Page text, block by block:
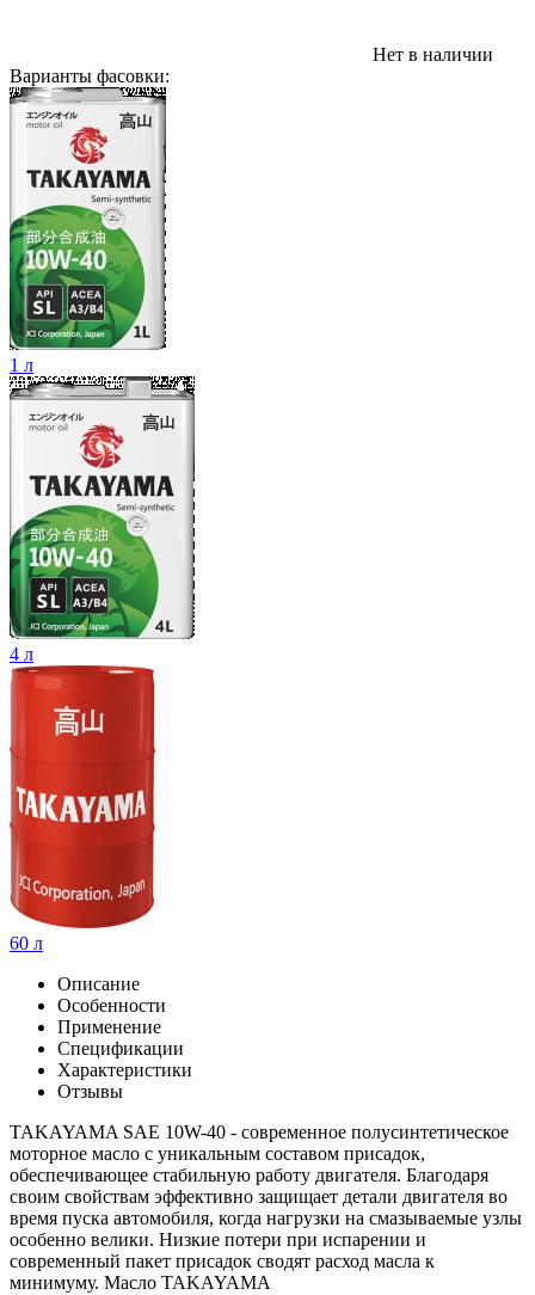
Нет в наличии
Варианты фасовки:
1 л
4 л
60 л
Описание
Особенности
Применение
Спецификации
Характеристики
Отзывы
TAKAYAMA SAE 10W-40 - современное полусинтетическое
моторное масло с уникальным составом присадок,
обеспечивающее стабильную работу двигателя. Благодаря
своим свойствам эффективно защищает детали двигателя во
время пуска автомобиля, когда нагрузки на смазываемые узлы
особенно велики. Низкие потери при испарении и
современный пакет присадок сводят расход масла к
минимуму. Масло TAKAYAMA